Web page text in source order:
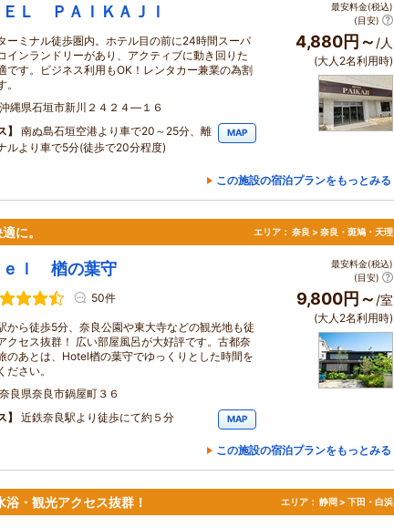
ＥＬ ＰＡＩＫＡＪＩ
ーミナル徒歩圏内。ホテル目の前に24時間スーパ
インランドリーがあり、アクティブに動き回りた
です。ビジネス利用もOK！レンタカー兼業の為割
沖縄県石垣市新川２４２４―１６
南ぬ島石垣空港より車で20～25分、離
ルより車で5分(徒歩で20分程度)
MAP
最安料金(税込)
(目安)
4,880円～/人
(大人2名利用時)
この施設の宿泊プランをもっとみる
に。 エリア： 奈良 > 奈良・斑鳩・天理
ｅｌ 楢の葉守
50件
から徒歩5分、奈良公園や東大寺などの観光地も徒
クセス抜群！ 広い部屋風呂が大好評です。古都奈
のあとは、Hotel楢の葉守でゆっくりとした時間を
ださい。
奈良県奈良市鍋屋町３６
近鉄奈良駅より徒歩にて約５分 MAP
最安料金(税込)
(目安)
9,800円～/室
(大人2名利用時)
この施設の宿泊プランをもっとみる
・観光アクセス抜群！ エリア： 静岡 > 下田・白浜